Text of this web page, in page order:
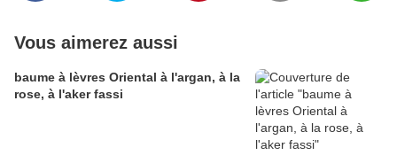
Vous aimerez aussi
baume à lèvres Oriental à l'argan, à la
rose, à l'aker fassi